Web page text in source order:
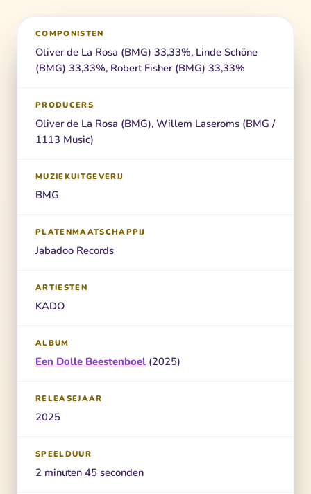
COMPONISTEN
Oliver de La Rosa (BMG) 33,33%, Linde Schöne
(BMG) 33,33%, Robert Fisher (BMG) 33,33%
PRODUCERS
Oliver de La Rosa (BMG), Willem Laseroms (BMG /
1113 Music)
MUZIEKUITGEVERIJ
BMG
PLATENMAATSCHAPPIJ
Jabadoo Records
ARTIESTEN
KADO
ALBUM
Een Dolle Beestenboel (2025)
RELEASEJAAR
2025
SPEELDUUR
2 minuten 45 seconden